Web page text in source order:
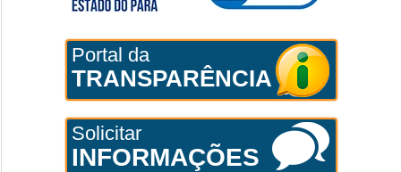
Portal da
TRANSPARÊNCIA
Solicitar
INFORMAÇÕES